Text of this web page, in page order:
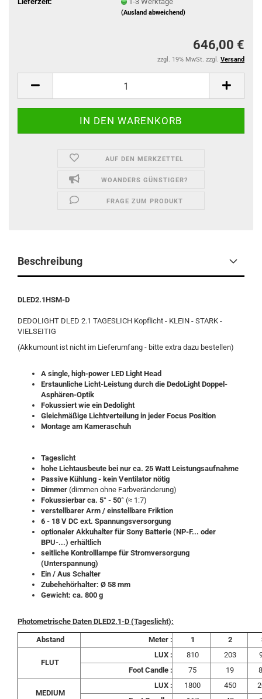
(Ausland abweichend)
646,00 €
zzgl. 19% MwSt. zzgl. Versand
AUF DEN MERKZETTEL
WOANDERS GÜNSTIGER?
FRAGE ZUM PRODUKT
Beschreibung
DLED2.1HSM-D
DEDOLIGHT DLED 2.1 TAGESLICH Kopflicht - KLEIN - STARK -
VIELSEITIG
(Akkumount ist nicht im Lieferumfang - bitte extra dazu bestellen)
A single, high-power LED Light Head
Erstaunliche Licht-Leistung durch die DedoLight Doppel-
Asphären-Optik
Fokussiert wie ein Dedolight
Gleichmäßige Lichtverteilung in jeder Focus Position
Montage am Kameraschuh
Tageslicht
hohe Lichtausbeute bei nur ca. 25 Watt Leistungsaufnahme
Passive Kühlung - kein Ventilator nötig
Dimmer (dimmen ohne Farbveränderung)
Fokussierbar ca. 5° - 50° (≈ 1:7)
verstellbarer Arm / einstellbare Friktion
6 - 18 V DC ext. Spannungsversorgung
optionaler Akkuhalter für Sony Batterie (NP-F... oder
BPU-...) erhältlich
seitliche Kontrolllampe für Stromversorgung
(Unterspannung)
Ein / Aus Schalter
Zubehehörhalter: Ø 58 mm
Gewicht: ca. 800 g
Photometrische Daten DLED2.1-D (Tageslicht):
Abstand Meter : 1 2
FLUT
LUX : 810 203
Foot Candle :
75 19
MEDIUM
LUX : 1800 450